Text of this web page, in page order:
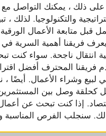
على ذلك ، يمكنك التواصل مع
والتكنولوجيا.
قبل متابعة الأعمال
فريقنا أهمية السرية
انتقال ناجحة. سواء كنت
المحترف أفضل
لبيع وشراء الأعمال.
كحلقة وصل بين
لك. سنجلب الفرص